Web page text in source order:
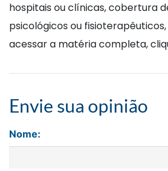
hospitais ou clínicas, cobertura
psicológicos ou
acessar a matéria completa,
Envie sua opinião
Nome: